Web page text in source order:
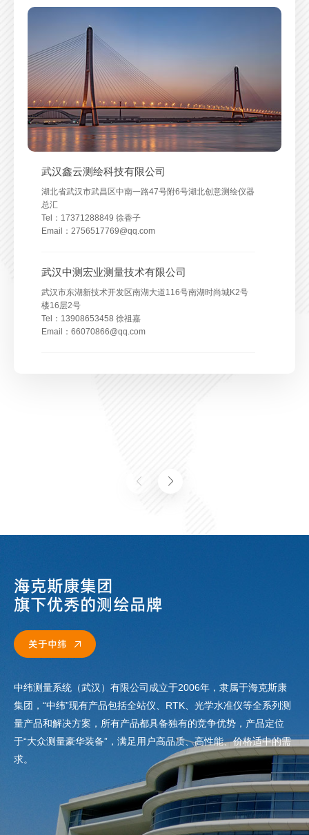
武汉鑫云测绘科技有限公司
湖北省武汉市武昌区中南一路47号附6号湖北创意测绘仪器
总汇
Tel：17371288849 徐香子
Email：2756517769@qq.com
武汉中测宏业测量技术有限公司
武汉市东湖新技术开发区南湖大道116号南湖时尚城K2号
楼16层2号
Tel：13908653458 徐祖嘉
Email：66070866@qq.com
沈阳精测鸿图仪器设备有限公司
辽宁省沈阳市铁西区北二东路27号3门
Tel：13940006898 徐东升
Email：13940006898@163.com
包头市金贝测绘仪器有限责任公司
内蒙古自治区包头市青山区荣资大酒店１２号底店
Tel：18686118101 许皓斌
Email：18686118101@163
内蒙古自治区呼和浩特市赛罕区兴安南路云鼎商业写字楼
１层２号
Tel：15048353542 徐小平
Email：15048353542@163
山西超瑞科技有限公司
山西省太原市杏花岭区解放路175号万达广场A座4101室
Tel：18335160017 孟超
Email：348746348@qq.com
济南齐兴测绘科技有限公司
济南市高新区工业南路中垠广场2号楼1212室
Tel：15553171585 薛冠伟
Email：56584139@qq.com
西安中光测绘科技有限公司
陕西省西安市碑林区友谊东路409号天伦盛世2号楼906
Tel：13720496829 李可
Email：874896473@qq.com
盛世经纬（河南）供应链有限公司
郑州市新郑市暖泉路1号中德产业园
Tel：15036130877 常凯
Email：969813354@qq.com
南京龙骏测绘仪器有限公司
南京市鼓楼区新模范马路9号西一楼龙骏测绘
Tel：18602520622 冉圆
Email：289111743@qq.com
四川拓佳丰圣科技有限公司
四川成都金牛区高新技术产业园区金周路595号3栋17楼
1705号
Tel：13880899088 陶满园
Email：leicatmy@163.com
四川徕拓科技发展有限公司
成都市金牛区人民北路一段2号1栋2单元3层304号
Tel：13981830595 张艳招
Email：516935166@qq.com
重庆星辰测绘仪器有限公司
重庆市渝中区长江一路1号（中华广场）18楼
Tel：13650523683 张钰玲
Email：446780743@qq.com
长沙鑫瑞徕数智科技有限公司
湖南省长沙市雨花区韶山南路123号华翼府A2027
Tel：18607124835 彭洪波
Email：leica_hb610@163.com
上海鼎祥测绘科技有限公司
上海市浦东新区杨南路399弄47号102室
Tel：13916857363 费成刚
Email：13916857363@139.com
杭州绘天电子科技有限公司
杭州市西湖区古墩路656号紫金港商务大厦1103
Tel：13957193845 钟云山
Email：420162137@qq.com
浙江省杭州市余杭区仓前龙潭路7号未来研创园A513
Tel：13989473595 袁志强
Email：1962529138@qq.com
昆明思拓力信息技术有限公司
云南省昆明市西山区西昌路165号思拓力测绘
Tel：15087712345 刘俊伦
Email：6679226@qq.com
云南省昆明市西山区西昌路115号雅量测绘
Tel：15887018615 胡麒麟
Email：382112714@qq.com
广西金港测绘有限公司
广西南宁江南区现代光电科技工业园5栋1单元7楼金港测绘
Tel：13617715152 郭瑜
Email：2415759240@qq.com
广州瑞派信息科技有限公司
广东省广州市番禺区南村镇鸿创路68号（番禺工业经济总
部园区创新中心）7栋4楼
Tel：18620172035 张友
Email：308610333@qq.com
广州星耀测绘科技有限公司
广州市南沙区横沥镇江灵南路华润瑞府一期G1-206商铺
Tel：13360119568 王永强
Email：4346141@qq.com
厦门精勘仪器设备有限公司
厦门市思明区莲岳路154号新华大厦之107
Tel：18030069710 沈琯
Email：409516088@qq.com
三明市三元区新市中路395号1幢下洋文化综合大楼5楼
Tel：13656905888 颜家钗
Email：1034735218@qq.com
创世经纬（北京）智能科技有限公司
Tel：18037379227 高滨
Email：969813354@qq.com
西藏中徕测绘科技有限公司
西藏自治区林芝市巴宜区八一镇巴吉路林芝雪域江南宏鑫
综合建材市场3栋116、117号
Tel：13628944178 李振
Email：903141270@qq.com
沈阳精测鸿图仪器设备有限公司
辽宁省沈阳市铁西区北二东路27号3门
Tel：13940006898 徐东升
Email：13940006898@163.com
沈阳精测鸿图仪器设备有限公司
辽宁省沈阳市铁西区北二东路27号3门
Tel：13940006898 徐东升
Email：13940006898@163.com
创世经纬（北京）智能科技有限公司
Tel：18037379227 高滨
Email：969813354@qq.com
创世经纬（北京）智能科技有限公司
Tel：18037379227 高滨
Email：969813354@qq.com
西安中光测绘科技有限公司
陕西省西安市碑林区友谊东路409号天伦盛世2号楼906
Tel：13720496829 李可
Email：874896473@qq.com
西安中光测绘科技有限公司
陕西省西安市碑林区友谊东路409号天伦盛世2号楼906
Tel：13720496829 李可
Email：874896473@qq.com
西安中光测绘科技有限公司
陕西省西安市碑林区友谊东路409号天伦盛世2号楼906
Tel：13720496829 李可
Email：874896473@qq.com
西安中光测绘科技有限公司
陕西省西安市碑林区友谊东路409号天伦盛世2号楼906
Tel：13720496829 李可
Email：874896473@qq.com
安徽新徕信息科技有限公司
合肥市潜山路618号天鹅湖一号5幢2606室
Tel：18134500513 汪卫星
Email：1430784815@qq.com
海克斯康集团
旗下优秀的测绘品牌
关于中纬
关于中纬

中纬测量系统（武汉）有限公司成立于2006年，隶属于海克斯康
集团，“中纬”现有产品包括全站仪、RTK、光学水准仪等全系列测
量产品和解决方案，所有产品都具备独有的竞争优势，产品定位
于“大众测量豪华装备”，满足用户高品质、高性能、价格适中的需
求。